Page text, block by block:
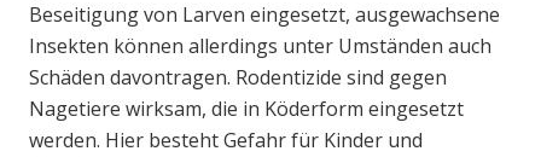
Beseitigung von Larven eingesetzt, ausgewachsene
Insekten können allerdings unter Umständen auch
Schäden davontragen. Rodentizide sind gegen
Nagetiere wirksam, die in Köderform eingesetzt
werden. Hier besteht Gefahr für Kinder und